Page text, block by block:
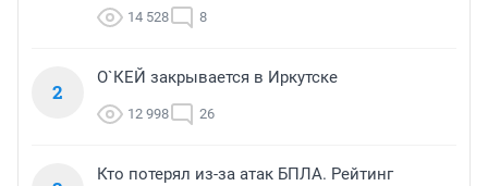
14 528 8
2
О`КЕЙ закрывается в Иркутске
12 998 26
Кто потерял из-за атак БПЛА. Рейтинг